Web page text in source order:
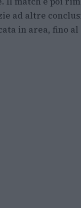
ad altre
in area, fino al